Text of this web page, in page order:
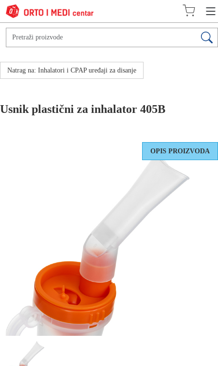
Natrag na: Inhalatori i CPAP uređaji za disanje
Usnik plastični za inhalator 405B
OPIS PROIZVODA